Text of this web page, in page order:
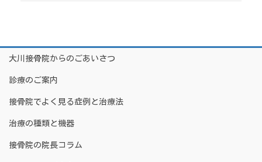
大川接骨院からのごあいさつ
診療のご案内
接骨院でよく見る症例と治療法
治療の種類と機器
接骨院の院長コラム